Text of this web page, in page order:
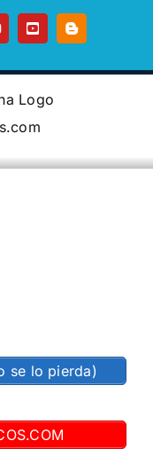
YouTubeBlogger
se lo pierda)